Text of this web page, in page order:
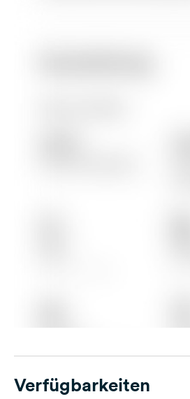
Verfügbarkeiten